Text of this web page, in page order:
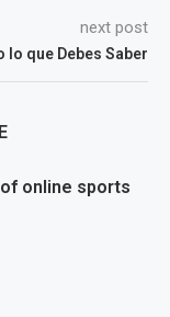
next post
lo que Debes Saber
online sports